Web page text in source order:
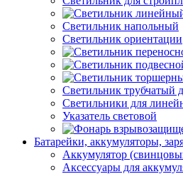
Светильник напольный
Светильник ориентации
Светильник трубчатый
Светильники для
Указатель световой
Батарейки, аккумуляторы,
Аккумулятор
Аксессуары для